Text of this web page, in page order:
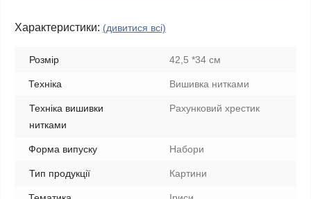
Характеристики: (дивитися всі)
Розмір 42,5 *34 см
Техніка Вишивка нитками
Техніка вишивки
нитками
Рахунковий хрестик
Форма випуску Набори
Тип продукції Картини